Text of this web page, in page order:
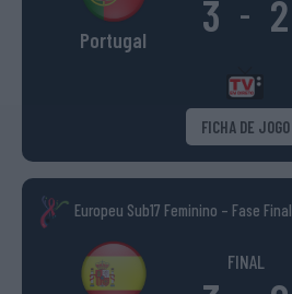
Portugal 3 - 2
FICHA DE JOGO
Europeu Sub17 Feminino – Fase Final
FINAL